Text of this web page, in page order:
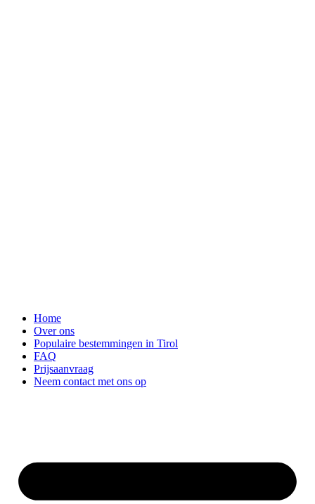
Home
Over ons
Populaire bestemmingen in Tirol
FAQ
Prijsaanvraag
Neem contact met ons op